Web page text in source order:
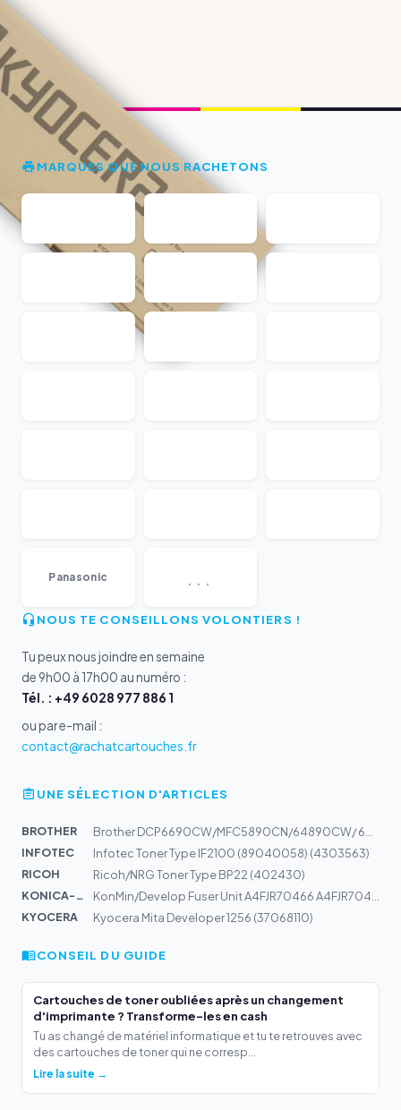
MARQUES QUE NOUS RACHETONS
Panasonic ...
NOUS TE CONSEILLONS VOLONTIERS !
Tu peux nous joindre en semaine
de 9h00 à 17h00 au numéro :
Tél. : +49 6028 977 886 1
ou par e-mail :
contact@rachatcartouches.fr
UNE SÉLECTION D'ARTICLES
BROTHER
INFOTEC
Infotec Toner Type IF2100 (89040058) (4303563)
RICOH
Ricoh/NRG Toner Type BP22 (402430)
KONICA-MIN...
KYOCERA
Kyocera Mita Developer 1256 (37068110)
CONSEIL DU GUIDE
Cartouches de toner oubliées après un changement
d'imprimante ? Transforme-les en cash
Tu as changé de matériel informatique et tu te retrouves avec
des cartouches de toner qui ne corresp...
Lire la suite →